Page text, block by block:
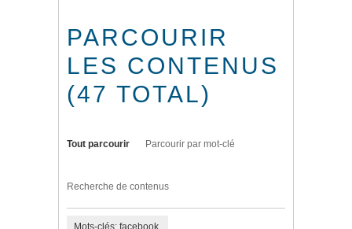
PARCOURIR
LES CONTENUS
(47 TOTAL)
Tout parcourir Parcourir par mot-clé
Recherche de contenus
Mots-clés: facebook